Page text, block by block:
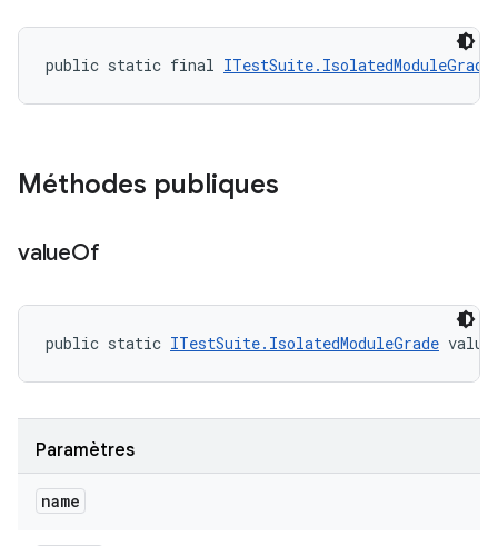
public static final ITestSuite.IsolatedModuleGrade
Méthodes publiques
valueOf
public static ITestSuite.IsolatedModuleGrade
Paramètres
name